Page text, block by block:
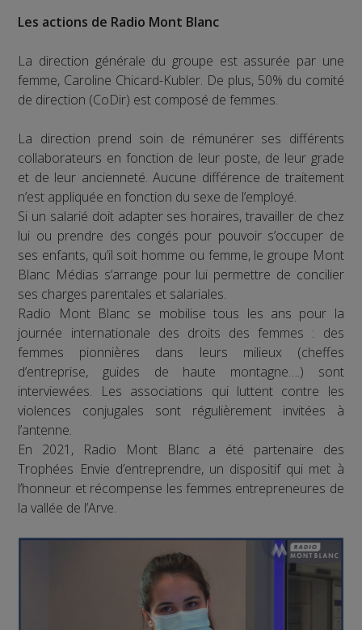
Les actions de Radio Mont Blanc
La direction générale du groupe est assurée par une
femme, Caroline Chicard-Kubler. De plus, 50% du comité
de direction (CoDir) est composé de femmes.
La direction prend soin de rémunérer ses différents
collaborateurs en fonction de leur poste, de leur grade
et de leur ancienneté. Aucune différence de traitement
n’est appliquée en fonction du sexe de l’employé.
Si un salarié doit adapter ses horaires, travailler de chez
lui ou prendre des congés pour pouvoir s’occuper de
ses enfants, qu’il soit homme ou femme, le groupe Mont
Blanc Médias s’arrange pour lui permettre de concilier
ses charges parentales et salariales.
Radio Mont Blanc se mobilise tous les ans pour la
journée internationale des droits des femmes : des
femmes pionnières dans leurs milieux (cheffes
d’entreprise, guides de haute montagne….) sont
interviewées. Les associations qui luttent contre les
violences conjugales sont régulièrement invitées à
l’antenne.
En 2021, Radio Mont Blanc a été partenaire des
Trophées Envie d’entreprendre, un dispositif qui met à
l’honneur et récompense les femmes entrepreneures de
la vallée de l’Arve.